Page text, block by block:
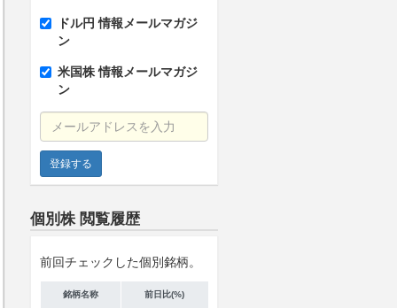
ドル円 情報メールマガジ
ン
米国株 情報メールマガジ
ン
メールアドレスを入力
個別株 閲覧履歴
前回チェックした個別銘柄。
銘柄名称 前日比(%)